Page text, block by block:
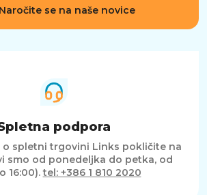
Naročite se na naše novice
podpora
o spletni trgovini Links pokličite na
smo od ponedeljka do petka, od
16:00).tel: +386 1 810 2020